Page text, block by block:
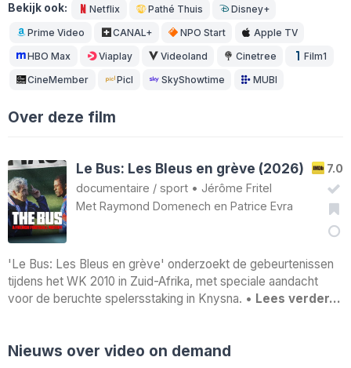
Bekijk ook: Netflix Pathé Thuis Disney+
Prime Video CANAL+ NPO Start Apple TV
HBO Max Viaplay Videoland Cinetree Film1
CineMember Picl SkyShowtime MUBI
Over deze film
7.0
Le Bus: Les Bleus en grève (2026)
documentaire / sport • Jérôme Fritel
Met Raymond Domenech en Patrice Evra
'Le Bus: Les Bleus en grève' onderzoekt de gebeurtenissen
tijdens het WK 2010 in Zuid-Afrika, met speciale aandacht
voor de beruchte spelersstaking in Knysna. • Lees verder…
Nieuws over video on demand